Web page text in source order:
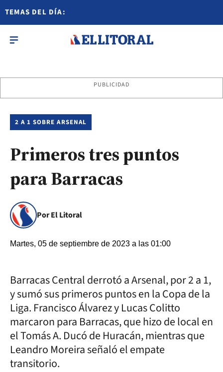
TEMAS DEL DÍA:
PUBLICIDAD
2 A 1 SOBRE ARSENAL
Primeros tres puntos
para Barracas
Por El Litoral
Martes, 05 de septiembre de 2023 a las 01:00
Barracas Central derrotó a Arsenal, por 2 a 1,
y sumó sus primeros puntos en la Copa de la
Liga. Francisco Álvarez y Lucas Colitto
marcaron para Barracas, que hizo de local en
el Tomás A. Ducó de Huracán, mientras que
Leandro Moreira señaló el empate
transitorio.